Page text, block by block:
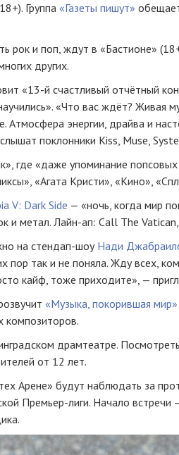
Группа «Газеты пишут»
рок и поп, ждут в «Бастионе»
других.
«13-й счастливый отчётный
«Что вас ждёт?
Атмосфера энергии, драйва и
поклонники Kiss, Muse,
где «даже упоминание
«Агата Кристи», «Кино»,
V: Dark Side — «ночь, когда мир
и метал. Лайн-ап: Call The
на стендап-шоуНади
пор так и не поняла. Жду всех,
кайф, тоже приходите», —
«Музыка, покорившая мир»
композиторов.
драмтеатре.
от 12 лет.
Арене» будут наблюдать за
Премьер-лиги. Начало